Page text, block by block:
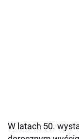
W latach 50.